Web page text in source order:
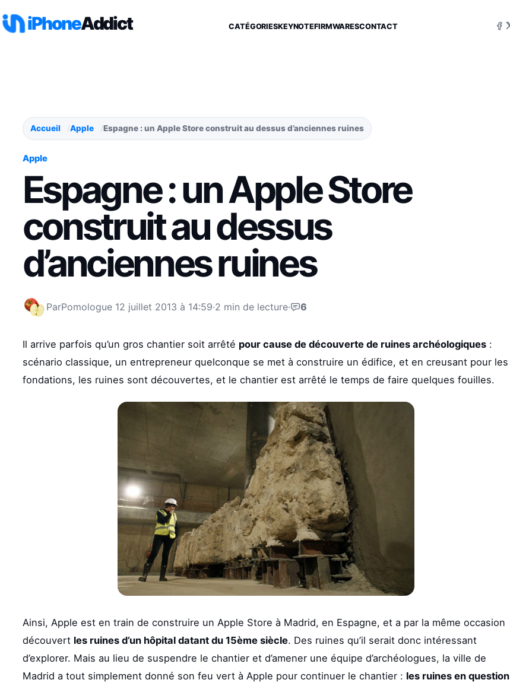
iPhoneAddict CATÉGORIESKEYNOTEFIRMWARESCONTACT
Accueil Apple Espagne : un Apple Store construit au dessus d’anciennes ruines
Apple
Espagne : un Apple Store
construit au dessus
d’anciennes ruines
ParPomologue 12 juillet 2013 à 14:59·2 min de lecture· 6
Il arrive parfois qu’un gros chantier soit arrêté pour cause de découverte de ruines archéologiques:
scénario classique, un entrepreneur quelconque se met à construire un édifice, et en creusant pour les
fondations, les ruines sont découvertes, et le chantier est arrêté le temps de faire quelques fouilles.
Ainsi, Apple est en train de construire un Apple Store à Madrid, en Espagne, et a par la même occasion
découvert les ruines d’un hôpital datant du 15ème siècle. Des ruines qu’il serait donc intéressant
d’explorer. Mais au lieu de suspendre le chantier et d’amener une équipe d’archéologues, la ville de
Madrid a tout simplement donné son feu vert à Apple pour continuer le chantier : les ruines en question